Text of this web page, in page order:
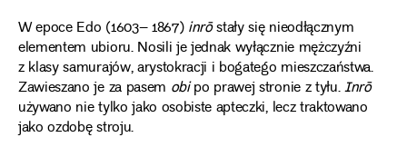
W epoce Edo (1603– 1867)inrōstały się nieodłącznym
elementem ubioru. Nosili je jednak wyłącznie mężczyźni
z klasy samurajów, arystokracji i bogatego mieszczaństwa.
Zawieszano je za pasem obipo prawej stronie z tyłu.Inrō
używano nie tylko jako osobiste apteczki, lecz traktowano
jako ozdobę stroju.